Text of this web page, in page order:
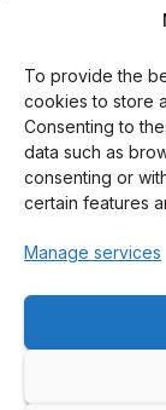
To provide the
cookies to store
Consenting to
data such as
consenting or
certain features
Manage services
Flow